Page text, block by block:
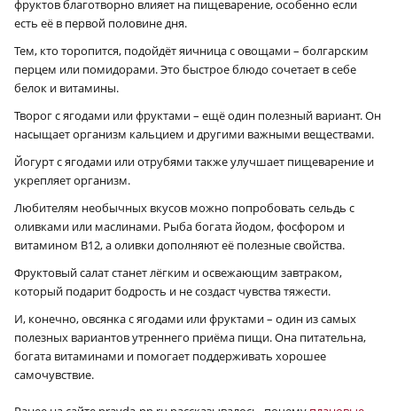
фруктов благотворно влияет на пищеварение, особенно если
есть её в первой половине дня.
Тем, кто торопится, подойдёт яичница с овощами – болгарским
перцем или помидорами. Это быстрое блюдо сочетает в себе
белок и витамины.
Творог с ягодами или фруктами – ещё один полезный вариант. Он
насыщает организм кальцием и другими важными веществами.
Йогурт с ягодами или отрубями также улучшает пищеварение и
укрепляет организм.
Любителям необычных вкусов можно попробовать сельдь с
оливками или маслинами. Рыба богата йодом, фосфором и
витамином B12, а оливки дополняют её полезные свойства.
Фруктовый салат станет лёгким и освежающим завтраком,
который подарит бодрость и не создаст чувства тяжести.
И, конечно, овсянка с ягодами или фруктами – один из самых
полезных вариантов утреннего приёма пищи. Она питательна,
богата витаминами и помогает поддерживать хорошее
самочувствие.